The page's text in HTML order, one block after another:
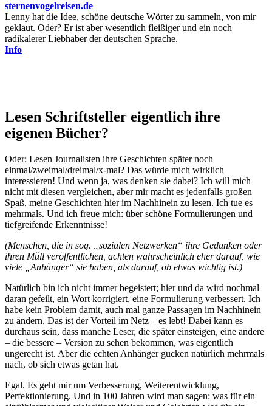
sternenvogelreisen.de
Lenny hat die Idee, schöne deutsche Wörter zu sammeln, von mir
geklaut. Oder? Er ist aber wesentlich fleißiger und ein noch
radikalerer Liebhaber der deutschen Sprache.
Info
Lesen Schriftsteller eigentlich ihre
eigenen Bücher?
Oder: Lesen Journalisten ihre Geschichten später noch
einmal/zweimal/dreimal/x-mal? Das würde mich wirklich
interessieren! Und wenn ja, was denken sie dabei? Ich will mich
nicht mit diesen vergleichen, aber mir macht es jedenfalls großen
Spaß, meine Geschichten hier im Nachhinein zu lesen. Ich tue es
mehrmals. Und ich freue mich: über schöne Formulierungen und
tiefgreifende Erkenntnisse!
(Menschen, die in sog. „sozialen Netzwerken“ ihre Gedanken oder
ihren Müll veröffentlichen, achten wahrscheinlich eher darauf, wie
viele „Anhänger“ sie haben, als darauf, ob etwas wichtig ist.)
Natürlich bin ich nicht immer begeistert; hier und da wird nochmal
daran gefeilt, ein Wort korrigiert, eine Formulierung verbessert. Ich
habe kein Problem damit, auch mal ganze Passagen im Nachhinein
zu ändern. Das ist der Vorteil im Netz – es lebt! Dabei kann es
durchaus sein, dass manche Leser, die später einsteigen, eine andere
– die bessere – Version zu sehen bekommen, was eigentlich
ungerecht ist. Aber die echten Anhänger gucken natürlich mehrmals
nach, ob sich etwas getan hat.
Egal. Es geht mir um Verbesserung, Weiterentwicklung,
Perfektionierung. Und in 100 Jahren wird man sagen: was für ein